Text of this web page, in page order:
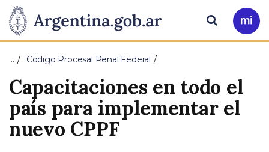
Presidencia
de
la
Nación
Pasar al contenido principal
Ir
a
Buscar
… Código Procesal Penal Federal
Capacitaciones en todo el
país para implementar el
nuevo CPPF